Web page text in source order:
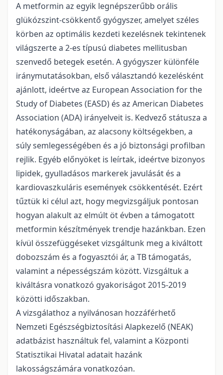
A metformin az egyik legnépszerűbb orális
glükózszint-csökkentő gyógyszer, amelyet széles
körben az optimális kezdeti kezelésnek tekintenek
világszerte a 2-es típusú diabetes mellitusban
szenvedő betegek esetén. A gyógyszer különféle
iránymutatásokban, első választandó kezelésként
ajánlott, ideértve az European Association for the
Study of Diabetes (EASD) és az American Diabetes
Association (ADA) irányelveit is. Kedvező státusza a
hatékonyságában, az alacsony költségekben, a
súly semlegességében és a jó biztonsági profilban
rejlik. Egyéb előnyöket is leírtak, ideértve bizonyos
lipidek, gyulladásos markerek javulását és a
kardiovaszkuláris események csökkentését. Ezért
tűztük ki célul azt, hogy megvizsgáljuk pontosan
hogyan alakult az elmúlt öt évben a támogatott
metformin készítmények trendje hazánkban. Ezen
kívül összefüggéseket vizsgáltunk meg a kiváltott
dobozszám és a fogyasztói ár, a TB támogatás,
valamint a népességszám között. Vizsgáltuk a
kiváltásra vonatkozó gyakoriságot 2015-2019
közötti időszakban.
A vizsgálathoz a nyilvánosan hozzáférhető
Nemzeti Egészségbiztosítási Alapkezelő (NEAK)
adatbázist használtuk fel, valamint a Központi
Statisztikai Hivatal adatait hazánk
lakosságszámára vonatkozóan.